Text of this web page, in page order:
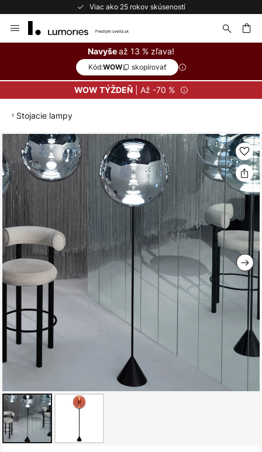
Viac ako 25 rokov skúseností
to
Navyšeaž 13 % zľava!
Kód:WOW skopírovať
WOW TÝŽDEŇ| Až -70 %
Stojacie lampy
Preskočiť
na
koniec
galérie
obrázkov